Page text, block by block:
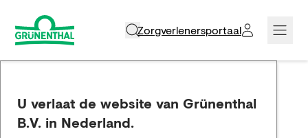
Zorgverlenersportaal
Werken bij Grünenthal
U verlaat de website van Grünenthal
B.V. in Nederland.